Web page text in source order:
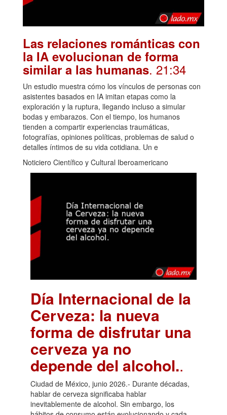
Las relaciones románticas con
la IA evolucionan de forma
similar a las humanas. 21:34
Un estudio muestra cómo los vínculos de personas con
asistentes basados en IA imitan etapas como la
exploración y la ruptura, llegando incluso a simular
bodas y embarazos. Con el tiempo, los humanos
tienden a compartir experiencias traumáticas,
fotografías, opiniones políticas, problemas de salud o
detalles íntimos de su vida cotidiana. Un e
Noticiero Científico y Cultural Iberoamericano
Día Internacional de la
Cerveza: la nueva
forma de disfrutar una
cerveza ya no
depende del alcohol..
Ciudad de México, junio 2026.- Durante décadas,
hablar de cerveza significaba hablar
inevitablemente de alcohol. Sin embargo, los